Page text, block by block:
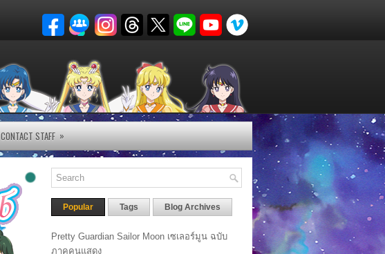
CONTACT STAFF »
Popular Tags Blog Archives
Pretty Guardian Sailor Moon เซเลอร์มูน ฉบับ
ภาคคนแสดง